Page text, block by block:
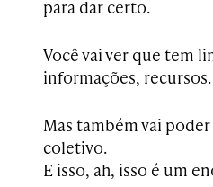
para dar certo.
Você vai ver que tem
informações, recursos.
Mas também vai
coletivo.
E isso, ah, isso é um